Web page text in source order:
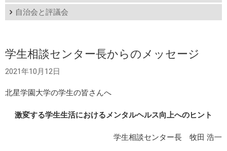
自治会と評議会
学生相談センター長からのメッセージ
2021年10月12日
北星学園大学の学生の皆さんへ
激変する学生生活におけるメンタルヘルス向上へのヒント
学生相談センター長 牧田 浩一